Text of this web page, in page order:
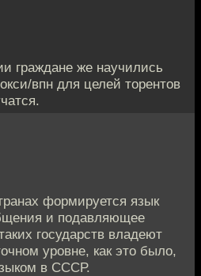
граждане же научились
впн для целей торентов
формируется язык
и подавляющее
государств владеют
уровне, как это было,
в СССР.